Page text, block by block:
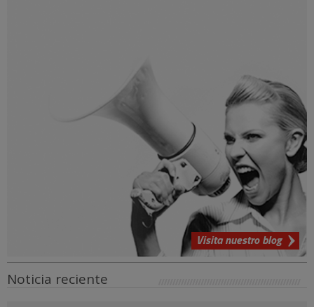
Visita nuestro blog
Noticia reciente